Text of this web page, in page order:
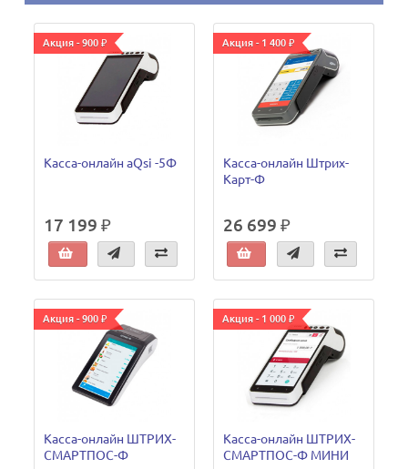
Акция - 900 ₽
Касса-онлайн aQsi -5Ф
17 199 ₽
Акция - 1 400 ₽
Касса-онлайн Штрих-
Карт-Ф
26 699 ₽
Акция - 900 ₽
Касса-онлайн ШТРИХ-
СМАРТПОС-Ф
Акция - 1 000 ₽
Касса-онлайн ШТРИХ-
СМАРТПОС-Ф МИНИ